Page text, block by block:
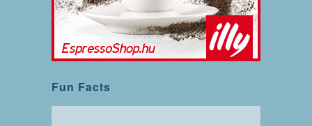
Fun Facts